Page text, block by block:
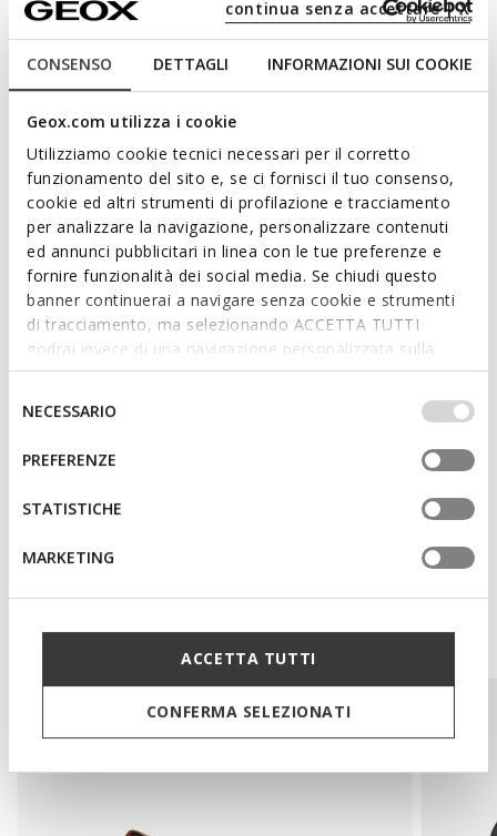
CONSENSO DETTAGLI INFORMAZIONI SUI COOKIE
Geox.com utilizza i cookie
Utilizziamo cookie tecnici necessari per il corretto
funzionamento del sito e, se ci fornisci il tuo consenso,
cookie ed altri strumenti di profilazione e tracciamento
per analizzare la navigazione, personalizzare contenuti
ed annunci pubblicitari in linea con le tue preferenze e
fornire funzionalità dei social media. Se chiudi questo
banner continuerai a navigare senza cookie e strumenti
di tracciamento, ma selezionando ACCETTA TUTTI
godrai invece di una navigazione personalizzata sulla
base dei tuoi gusti ed interessi. Selezionando
IMPOSTAZIONI potrai anche scegliere quali cookies ed
altri strumenti di tracciamento autorizzare. Per maggiori
informazioni o per modificare in qualsiasi momento le
tue impostazioni, visita la nostra
consenso
NECESSARIO
PREFERENZE
STATISTICHE
MARKETING
ACCETTA TUTTI
CONFERMA SELEZIONATI
continua senza accettare | X
A formal men's shoe that combines comfort and impeccable
style. Here in a classic dark brown version, it features a
smooth leather upper and a tapered line that enhances its
elegance. Light and breathable, Iacopo adds a touch of class
to office outfits and special occasions.
Features
By purchasing this product, you are
supporting Leather Working Group certified
tanneries
Lace fastening; Removable insole
Materials
Technologies
You may also like